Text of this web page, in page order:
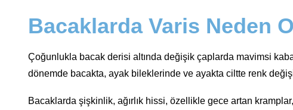
Bacaklarda Varis Neden
Çoğunlukla bacak derisi altında değişik çaplarda mavimsi
dönemde bacakta, ayak bileklerinde ve ayakta ciltte renk
Bacaklarda şişkinlik, ağırlık hissi, özellikle gece artan